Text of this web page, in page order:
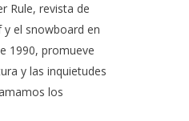
Rule, revista de
el snowboard en
1990, promueve
y las inquietudes
los